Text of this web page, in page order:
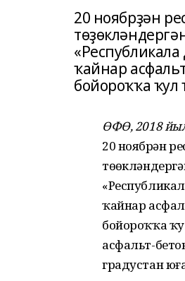
20 ноябрҙән
ҡайнар
бойороҡҡа ҡул
ӨФӨ, 2018
20 ноябрҙән
ҡайнар
бойороҡҡа
асфальт-
градустан